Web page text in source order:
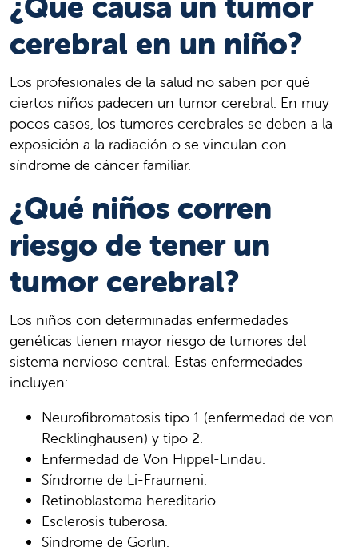
cerebral en un niño?
Los profesionales de la salud no saben por qué
ciertos niños padecen un tumor cerebral. En muy
pocos casos, los tumores cerebrales se deben a la
exposición a la radiación o se vinculan con
síndrome de cáncer familiar.
¿Qué niños corren
riesgo de tener un
tumor cerebral?
Los niños con determinadas enfermedades
genéticas tienen mayor riesgo de tumores del
sistema nervioso central. Estas enfermedades
incluyen:
Neurofibromatosis tipo 1 (enfermedad de von
Recklinghausen) y tipo 2.
Enfermedad de Von Hippel-Lindau.
Síndrome de Li-Fraumeni.
Retinoblastoma hereditario.
Esclerosis tuberosa.
Síndrome de Gorlin.